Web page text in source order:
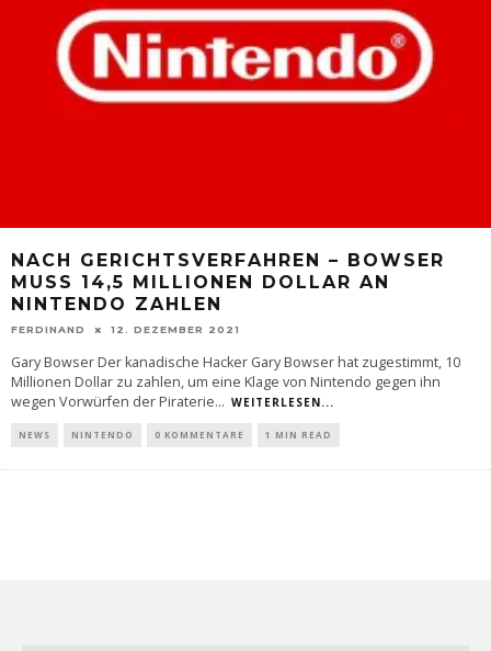
NACH GERICHTSVERFAHREN – BOWSER
MUSS 14,5 MILLIONEN DOLLAR AN
NINTENDO ZAHLEN
FERDINAND 12. DEZEMBER 2021
Gary Bowser Der kanadische Hacker Gary Bowser hat zugestimmt, 10
Millionen Dollar zu zahlen, um eine Klage von Nintendo gegen ihn
wegen Vorwürfen der Piraterie... WEITERLESEN...
NEWS NINTENDO 0 KOMMENTARE 1 MIN READ